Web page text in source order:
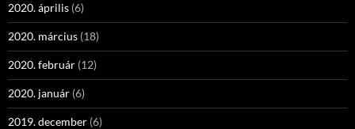
2020. április (6)
2020. március (18)
2020. február (12)
2020. január (6)
2019. december (6)